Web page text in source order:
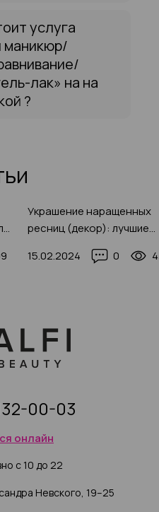
услуга
маникюр/
лак» на на
?
Украшение наращенных
ресниц (декор): лучшие
примерами
15.02.2024 0
Невского, 19–25
с 10 до 22
онлайн
00-03